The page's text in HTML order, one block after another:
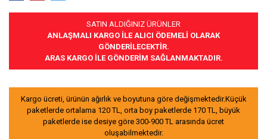
SATIN ALDIĞINIZ ÜRÜNLER
ANLAŞMALI KARGO İLE ALICI ÖDEMELİ OLARAK
GÖNDERİLECEKTİR.
ARAS KARGO İLE GÖNDERİM SAĞLANMAKTADIR.
Kargo ücreti, ürünün ağırlık ve boyutuna göre değişmektedir.Küçük
paketlerde ortalama 120 TL, orta boy paketlerde 170 TL, büyük
paketlerde ise desiye göre 300-900 TL arasında ücret
oluşabilmektedir.